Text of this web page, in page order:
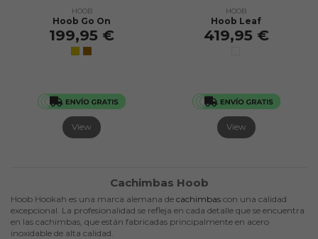
HOOB
Hoob Go On
199,95 €
View
HOOB
Hoob Leaf
419,95 €
View
Cachimbas Hoob
Hoob Hookah es una marca alemana de cachimbas con una calidad
excepcional. La profesionalidad se refleja en cada detalle que se encuentra
en las cachimbas, que están fabricadas principalmente en acero
inoxidable de alta calidad.